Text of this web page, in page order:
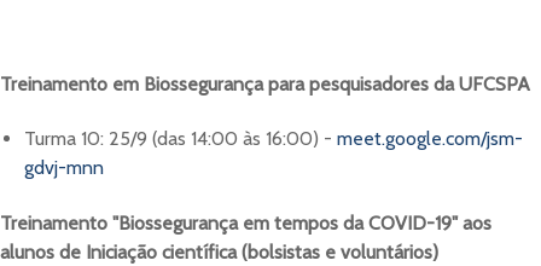
Treinamento em Biossegurança para pesquisadores da UFCSPA
Turma 10: 25/9 (das 14:00 às 16:00) - meet.google.com/jsm-
gdvj-mnn
Treinamento "Biossegurança em tempos da COVID-19" aos
alunos de Iniciação científica (bolsistas e voluntários)